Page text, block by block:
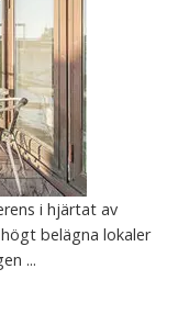
i hjärtat av
belägna lokaler
...